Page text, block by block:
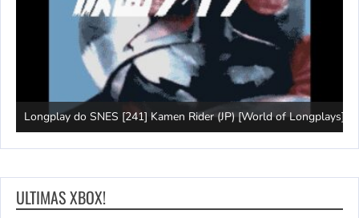
Longplay do SNES [241] Kamen Rider (JP) [World of Longplays]
ULTIMAS XBOX!